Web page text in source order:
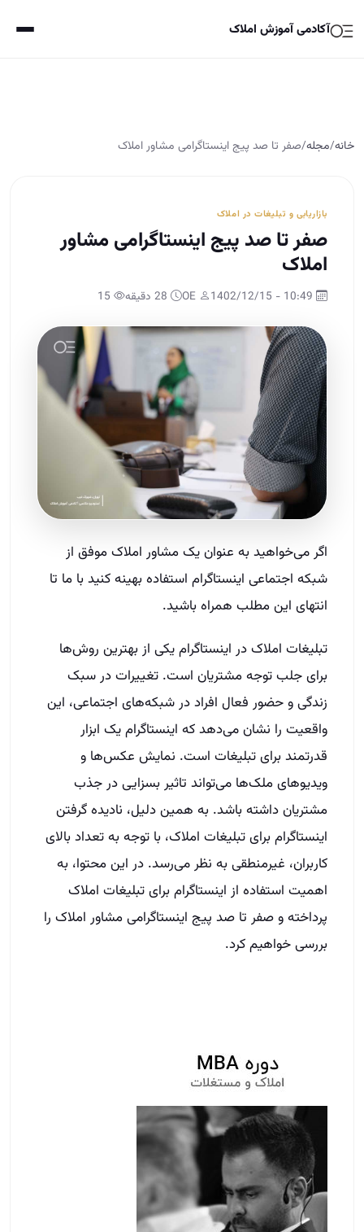
آکادمی آموزش املاک
خانه/مجله/صفر تا صد پیج اینستاگرامی مشاور املاک
بازاریابی و تبلیغات در املاک
صفر تا صد پیج اینستاگرامی مشاور
املاک
اگر می‌خواهید به عنوان یک مشاور املاک موفق از
شبکه اجتماعی اینستاگرام استفاده بهینه کنید با ما تا
انتهای این مطلب همراه باشید.
تبلیغات املاک در اینستاگرام یکی از بهترین روش‌ها
برای جلب توجه مشتریان است. تغییرات در سبک
زندگی و حضور فعال افراد در شبکه‌های اجتماعی، این
واقعیت را نشان می‌دهد که اینستاگرام یک ابزار
قدرتمند برای تبلیغات است. نمایش عکس‌ها و
ویدیوهای ملک‌ها می‌تواند تاثیر بسزایی در جذب
مشتریان داشته باشد. به همین دلیل، نادیده گرفتن
اینستاگرام برای تبلیغات املاک، با توجه به تعداد بالای
کاربران، غیرمنطقی به نظر می‌رسد. در این محتوا، به
اهمیت استفاده از اینستاگرام برای تبلیغات املاک
پرداخته و صفر تا صد پیج اینستاگرامی مشاور املاک را
بررسی خواهیم کرد.